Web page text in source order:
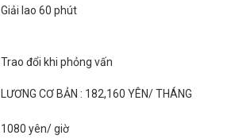
Giải lao 60 phút
Trao đổi khi phỏng vấn
LƯƠNG CƠ BẢN : 182,160 YÊN/ THÁNG
1080 yên/ giờ